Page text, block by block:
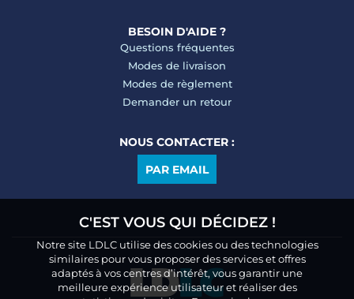
BESOIN D'AIDE ?
Questions fréquentes
Modes de livraison
Modes de règlement
Demander un retour
NOUS CONTACTER :
PAR EMAIL
C'EST VOUS QUI DÉCIDEZ !
Notre site LDLC utilise des cookies ou des technologies
similaires pour vous proposer des services et offres
adaptés à vos centres d’intérêt, vous garantir une
meilleure expérience utilisateur et réaliser des